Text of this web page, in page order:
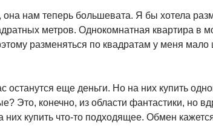
нам теперь большевата. Я бы хотела
метров. Однокомнатная квартира в
разменяться по квадратам у меня
останутся еще деньги. Но на них купить
Это, конечно, из области фантастики, но
купить что-то подходящее. Обмен